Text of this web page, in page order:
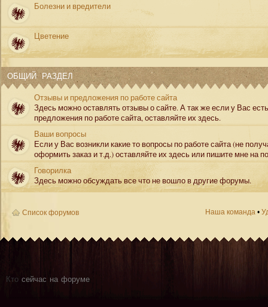
Болезни и вредители
Цветение
ОБЩИЙ РАЗДЕЛ
Отзывы и предложения по работе сайта
Здесь можно оставлять отзывы о сайте. А так же если у Вас есть
предложения по работе сайта, оставляйте их здесь.
Ваши вопросы
Если у Вас возникли какие то вопросы по работе сайта (не
оформить заказ и т.д.) оставляйте их здесь или пишите мне на
Говорилка
Здесь можно обсуждать все что не вошло в другие форумы.
Список форумов Наша команда •
Кто сейчас на форуме